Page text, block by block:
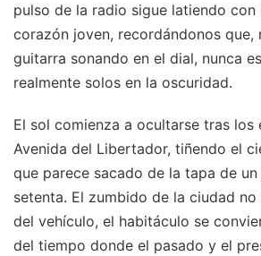
pulso de la radio sigue latiendo con
corazón joven, recordándonos que,
guitarra sonando en el dial, nunca
realmente solos en la oscuridad.
El sol comienza a ocultarse tras los
Avenida del Libertador, tiñendo el
que parece sacado de la tapa de
setenta. El zumbido de la ciudad
del vehículo, el habitáculo se
del tiempo donde el pasado y el